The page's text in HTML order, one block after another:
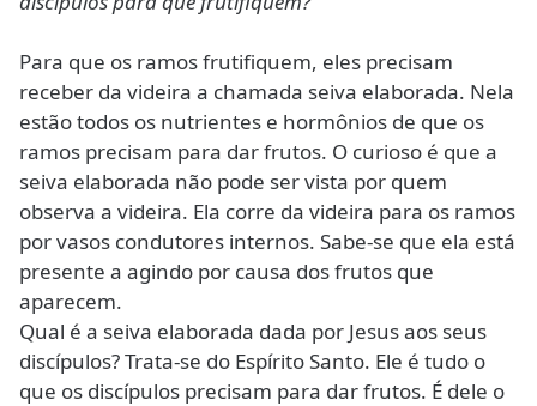
Para que os ramos frutifiquem, eles precisam
receber da videira a chamada seiva elaborada. Nela
estão todos os nutrientes e hormônios de que os
ramos precisam para dar frutos. O curioso é que a
seiva elaborada não pode ser vista por quem
observa a videira. Ela corre da videira para os ramos
por vasos condutores internos. Sabe-se que ela está
presente a agindo por causa dos frutos que
aparecem.
Qual é a seiva elaborada dada por Jesus aos seus
discípulos? Trata-se do Espírito Santo. Ele é tudo o
que os discípulos precisam para dar frutos. É dele o